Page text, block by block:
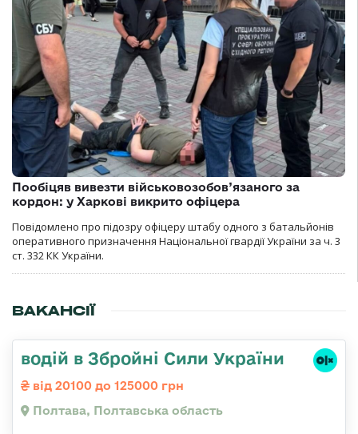
Пообіцяв вивезти військовозобов’язаного за
кордон: у Харкові викрито офіцера
Повідомлено про підозру офіцеру штабу одного з батальйонів
оперативного призначення Національної гвардії України за ч. 3
ст. 332 КК України.
ВАКАНСІЇ
водій в Збройні Сили України
від 20100 до 125000 грн
Полтава, Полтавська область